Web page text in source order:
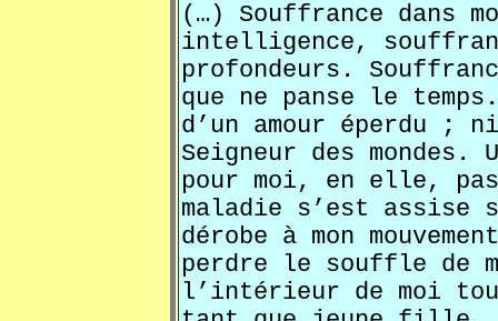
(…) Souffrance dans
intelligence,
profondeurs.
que ne panse le
d’un amour éperdu ;
Seigneur des mondes.
pour moi, en elle,
maladie s’est assise
dérobe à mon
perdre le souffle de
l’intérieur de moi